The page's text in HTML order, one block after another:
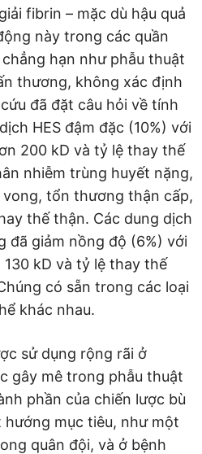
fibrin – mặc dù hậu quả
này trong các quần
hạn như phẫu thuật
thương, không xác định
đã đặt câu hỏi về tính
HES đậm đặc (10%) với
200 kD và tỷ lệ thay thế
nhiễm trùng huyết nặng,
tổn thương thận cấp,
thế thận. Các dung dịch
đã giảm nồng độ (6%) với
kD và tỷ lệ thay thế
có sẵn trong các loại
khác nhau.
sử dụng rộng rãi ở
gây mê trong phẫu thuật
phần của chiến lược bù
mục tiêu, như một
quân đội, và ở bệnh